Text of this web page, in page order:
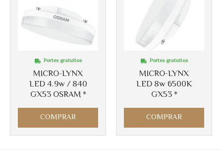
MICRO-LYNX
LED 4.9w / 840
GX53 OSRAM *
Portes gratuitos
COMPRAR
MICRO-LYNX
LED 8w 6500K
GX53 *
Portes gratuitos
COMPRAR